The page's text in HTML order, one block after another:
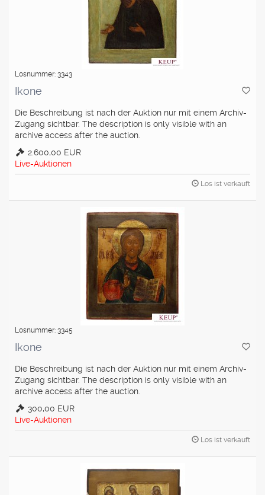
Losnummer: 3343
Ikone
Die Beschreibung ist nach der Auktion nur mit einem Archiv-
Zugang sichtbar. The description is only visible with an
archive access after the auction.
2.600,00 EUR
Live-Auktionen
Los ist verkauft
Losnummer: 3345
Ikone
Die Beschreibung ist nach der Auktion nur mit einem Archiv-
Zugang sichtbar. The description is only visible with an
archive access after the auction.
300,00 EUR
Live-Auktionen
Los ist verkauft